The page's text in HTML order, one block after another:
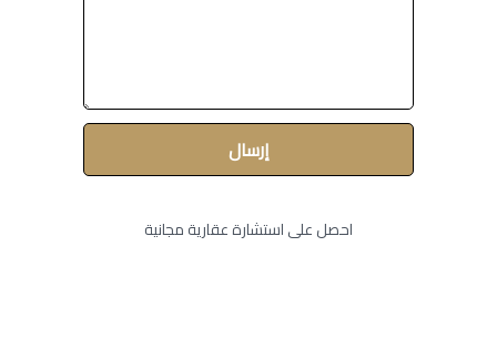
احصل على استشارة عقارية مجانية